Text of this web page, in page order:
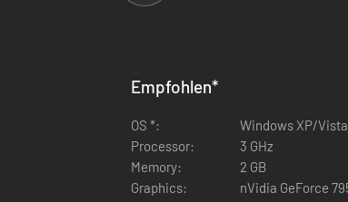
Empfohlen*
OS *:
Windows XP/Vista
Processor:
3 GHz
Memory:
2 GB
Graphics:
nVidia GeForce